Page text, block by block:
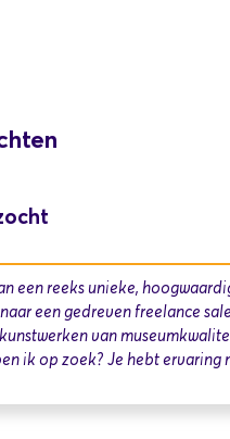
een reeks unieke,
een gedreven freelance
van
ik op zoek? Je hebt ervaring